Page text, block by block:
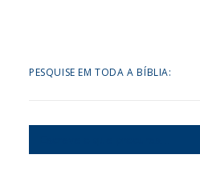
PESQUISE EM TODA A BÍBLIA:
Search